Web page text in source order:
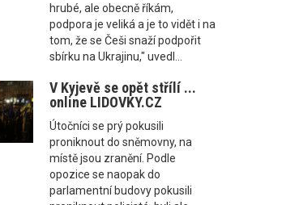
hrubé, ale obecně říkám,
podpora je veliká a je to vidět i na
tom, že se Češi snaží podpořit
sbírku na Ukrajinu," uvedl...
V Kyjevě se opět střílí ...
online LIDOVKY.CZ
Útočníci se prý pokusili
proniknout do sněmovny, na
místě jsou zranění. Podle
opozice se naopak do
parlamentní budovy pokusili